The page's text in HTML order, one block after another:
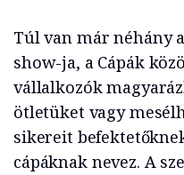
Túl van már néhány
show-ja, a Cápák
vállalkozók
ötletüket vagy
sikereit
cápáknak nevez. A